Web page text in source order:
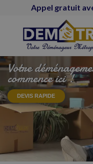
Appel gratuit
Votre
commence ici !
DEVIS RAPIDE